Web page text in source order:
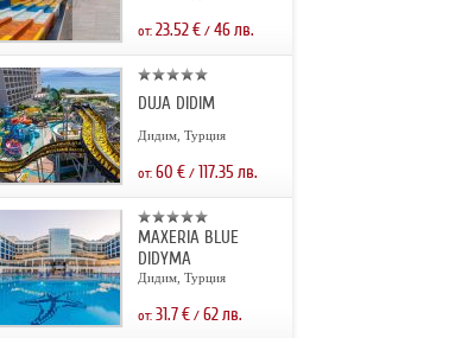
от: 23.52€/ 46лв.
DUJA DIDIM
Дидим, Турция
от: 60 €/ 117.35 лв.
MAXERIA BLUE
DIDYMA
Дидим, Турция
от: 31.7€/ 62лв.